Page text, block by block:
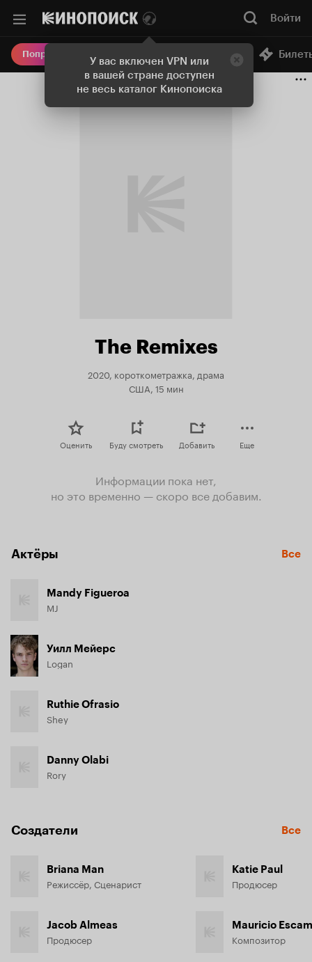
У вас включен VPN или
в вашей стране доступен
не весь каталог Кинопоиска
Войти
Попробовать Плюс Онлайн-кинотеатр
The Remixes
2020, короткометражка, драма
США, 15 мин
Оценить Буду смотреть Добавить Еще
Информации пока нет,
но это временно — скоро все добавим.
Актёры Все
Mandy Figueroa
MJ
Уилл Мейерс
Logan
Ruthie Ofrasio
Shey
Danny Olabi
Rory
Создатели Все
Briana Man
Режиссёр, Сценарист
Jacob Almeas
Продюсер
Katie Paul
Продюсер
Mauricio
Композитор